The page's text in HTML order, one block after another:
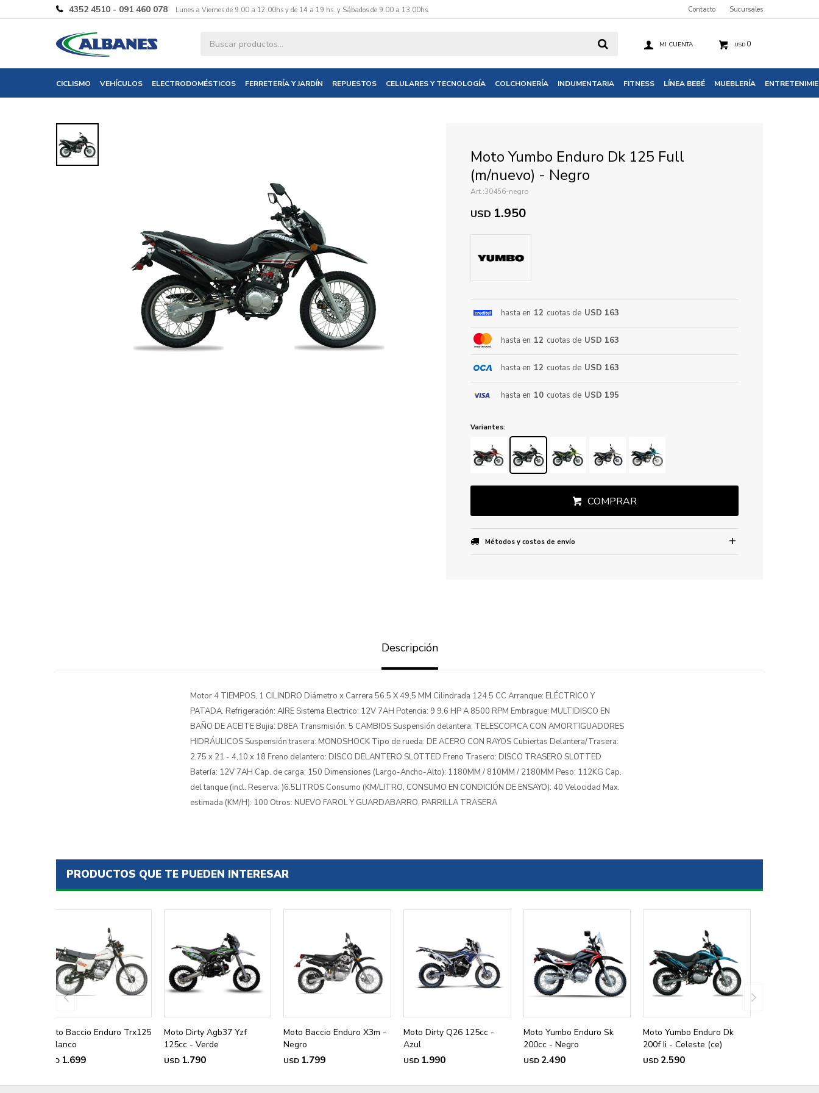
CICLISMO VEHÍCULOS ELECTRODOMÉSTICOS FERRETERÍA Y JARDÍN REPUESTOS CELULARES Y TECNOLOGÍA COLCHONERÍA INDUMENTARIA FITNESS LÍNEA BEBÉ MUEBLERÍA
USD 0
4352 4510 - 091 460 078 Lunes a Viernes de 9.00 a 12.00hs y de 14 a 19 hs. y Sábados de 9.00 a 13.00hs. Contacto Sucursales
Moto Yumbo Enduro Dk 125 Full
(m/nuevo) - Negro
30456-negro
USD 1.950
hasta en 12 cuotas de USD 163
hasta en 12 cuotas de USD 163
hasta en 12 cuotas de USD 163
hasta en 10 cuotas de USD 195
Variantes:
COMPRAR
Métodos y costos de envío
Descripción
Motor 4 TIEMPOS, 1 CILINDRO Diámetro x Carrera 56.5 X 49,5 MM Cilindrada 124.5 CC Arranque: ELÉCTRICO Y
PATADA. Refrigeración: AIRE Sistema Electrico: 12V 7AH Potencia: 9 9.6 HP A 8500 RPM Embrague: MULTIDISCO EN
BAÑO DE ACEITE Bujia: D8EA Transmisión: 5 CAMBIOS Suspensión delantera: TELESCOPICA CON AMORTIGUADORES
HIDRÁULICOS Suspensión trasera: MONOSHOCK Tipo de rueda: DE ACERO CON RAYOS Cubiertas Delantera/Trasera:
2,75 x 21 - 4,10 x 18 Freno delantero: DISCO DELANTERO SLOTTED Freno Trasero: DISCO TRASERO SLOTTED
Batería: 12V 7AH Cap. de carga: 150 Dimensiones (Largo-Ancho-Alto): 1180MM / 810MM / 2180MM Peso: 112KG Cap.
del tanque (incl. Reserva: )6.5LITROS Consumo (KM/LITRO, CONSUMO EN CONDICIÓN DE ENSAYO): 40 Velocidad Max.
estimada (KM/H): 100 Otros: NUEVO FAROL Y GUARDABARRO, PARRILLA TRASERA
PRODUCTOS QUE TE PUEDEN INTERESAR
Moto Baccio Enduro Trx125
- Blanco
USD 1.699
Moto Dirty Agb37 Yzf
125cc - Verde
USD 1.790
Moto Baccio Enduro X3m -
Negro
USD 1.799
Moto Dirty Q26 125cc -
Azul
USD 1.990
Moto Yumbo Enduro Sk
200cc - Negro
USD 2.490
Moto Yumbo Enduro Dk
200f Ii - Celeste (ce)
USD 2.590
Ingresa tus datos y te informaremos cuando tengamos stock disponible.
ENVIAR